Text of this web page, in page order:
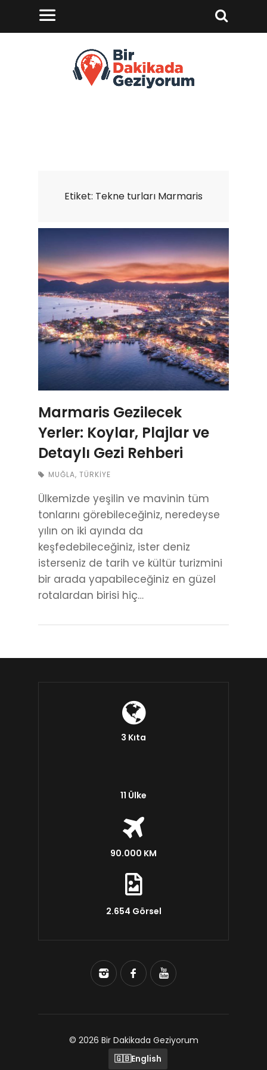
Etiket: Tekne turları Marmaris
Marmaris Gezilecek
Yerler: Koylar, Plajlar ve
Detaylı Gezi Rehberi
MUĞLA, TÜRKIYE
Ülkemizde yeşilin ve mavinin tüm
tonlarını görebileceğiniz, neredeyse
yılın on iki ayında da
keşfedebileceğiniz, ister deniz
isterseniz de tarih ve kültür turizmini
bir arada yapabileceğiniz en güzel
rotalardan birisi hiç…
3 Kıta
11 Ülke
90.000 KM
2.654 Görsel
© 2026 Bir Dakikada Geziyorum
🇬🇧English